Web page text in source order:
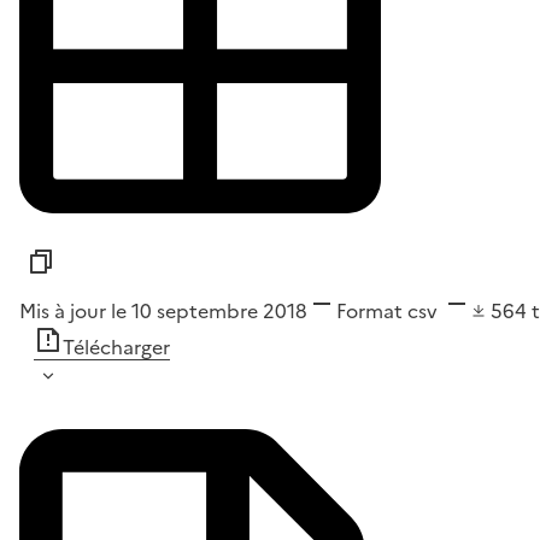
Mis à jour le 10 septembre 2018 Format csv 564
Télécharger